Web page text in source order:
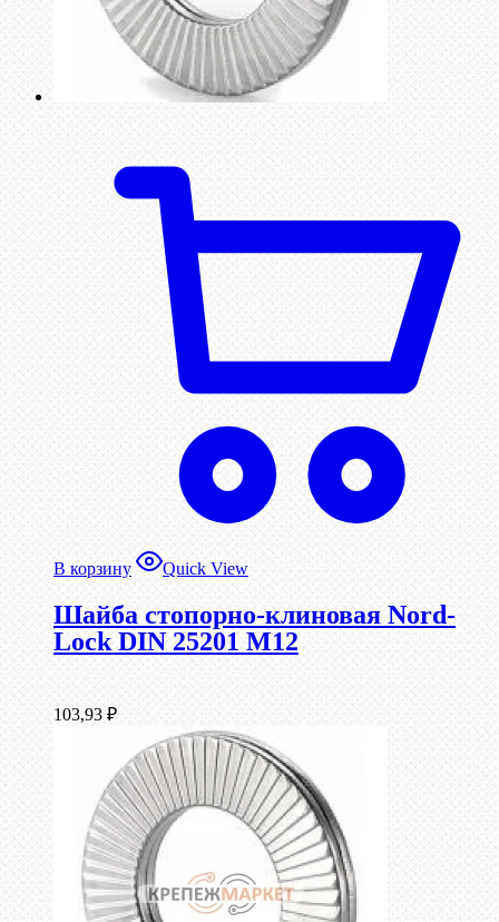
В корзину Quick View
Шайба стопорно-клиновая Nord-
Lock DIN 25201 М12
103,93 ₽